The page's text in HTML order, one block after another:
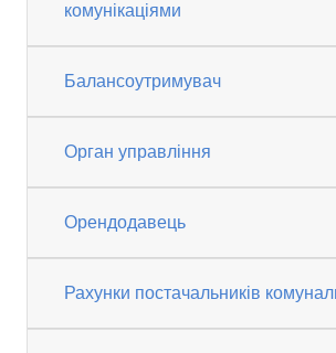
комунікаціями
Балансоутримувач
Орган управління
Орендодавець
Рахунки постачальників